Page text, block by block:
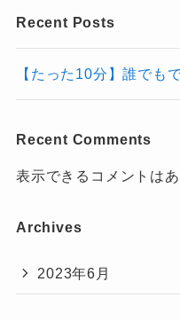
Recent Posts
【たった10分】誰でも
Recent Comments
表示できるコメントはあ
Archives
2023年6月